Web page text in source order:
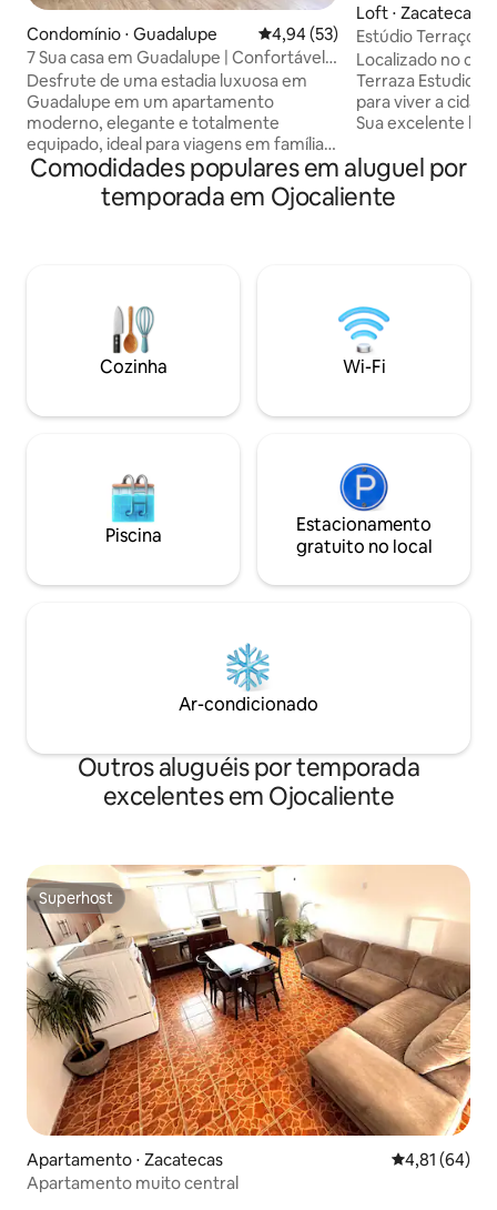
Condomínio ⋅ Guadalupe 4,94 de uma avaliação média
4,94 (53)
7 Sua casa em Guadalupe | Confortável,
segura e equipada
Desfrute de uma estadia luxuosa em
Guadalupe em um apartamento
moderno, elegante e totalmente
equipado, ideal para viagens em família,
a negócios ou a lazer. Você se sentirá em
casa. Combina conforto e segurança
para que você possa aproveitar ao
estar aconchegante, cozinha, quartos
confortáveis, Wi-Fi de alta velocidade,
estadia agradável NÓS cobramos Que
bom ter vocês aqui
Loft ⋅ Zacatecas
Estúdio Terraço
Localizado no
Terraza Estudio
para viver a
Sua excelente
Edifícios
e Lojas no
Zacatecas. O Terraço tem uma vista
Instituto da
Comodidades populares em aluguel por
temporada em Ojocaliente
Cozinha Wi-Fi
Piscina
Estacionamento
gratuito no local
Ar-condicionado
Outros aluguéis por temporada
excelentes em Ojocaliente
Superhost
Superhost
Apartamento ⋅ Zacatecas 4,81 de uma
4,81 (64)
Apartamento muito central